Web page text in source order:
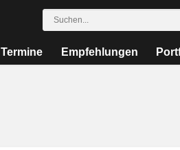
Termine Empfehlungen